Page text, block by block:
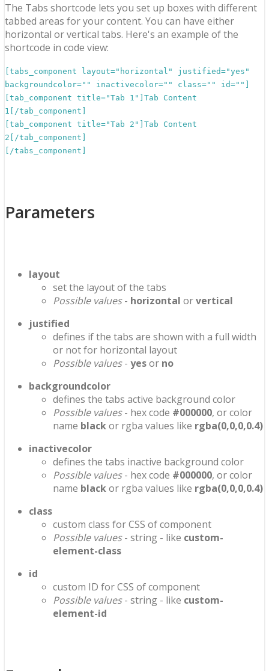
The Tabs shortcode lets you set up boxes with different
tabbed areas for your content. You can have either
horizontal or vertical tabs. Here's an example of the
shortcode in code view:
[tabs_component layout="horizontal" justified="yes"
backgroundcolor="" inactivecolor="" class="" id=""]
[tab_component title="Tab 1"]Tab Content
1[/tab_component]
[tab_component title="Tab 2"]Tab Content
2[/tab_component]
[/tabs_component]
Parameters
layout
set the layout of the tabs
Possible values- horizontal orvertical
justified
defines if the tabs are shown with a full width
or not for horizontal layout
Possible values- yesor no
backgroundcolor
defines the tabs active background color
Possible values- hex code #000000, or color
name blackor rgba values like rgba(0,0,0,0.4)
inactivecolor
defines the tabs inactive background color
Possible values- hex code #000000, or color
name blackor rgba values like rgba(0,0,0,0.4)
class
custom class for CSS of component
Possible values- string - like custom-
element-class
id
custom ID for CSS of component
Possible values- string - like custom-
element-id